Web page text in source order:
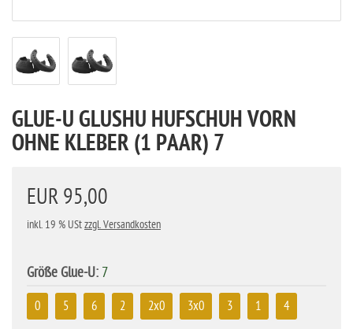
GLUE-U GLUSHU HUFSCHUH VORN
OHNE KLEBER (1 PAAR) 7
EUR 95,00
inkl. 19 % UStzzgl. Versandkosten
Größe Glue-U: 7
0 5 6 2 2x0 3x0 3 1 4